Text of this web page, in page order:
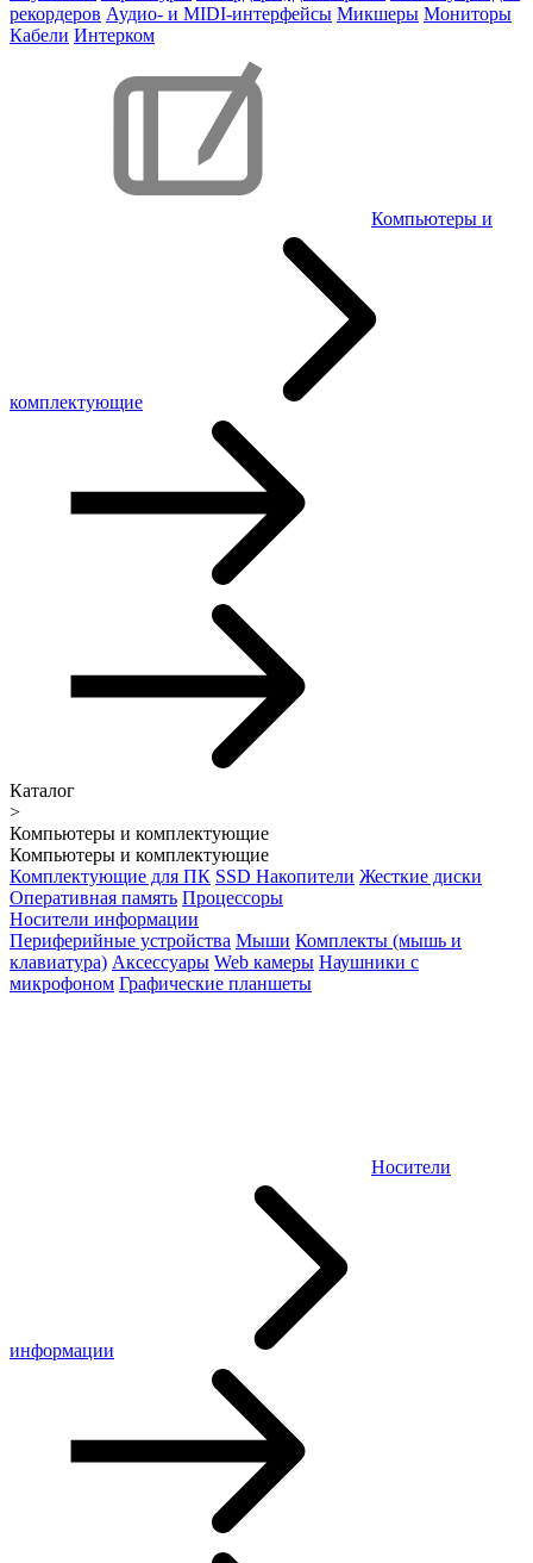
рекордеров Аудио- и MIDI-интерфейсы Микшеры Мониторы
Кабели Интерком
Компьютеры и
комплектующие
Каталог
>
Компьютеры и комплектующие
Компьютеры и комплектующие
Комплектующие для ПК SSD Накопители Жесткие диски
Оперативная память Процессоры
Носители информации
Периферийные устройства Мыши Комплекты (мышь и
клавиатура) Аксессуары Web камеры Наушники с
микрофоном Графические планшеты
Носители
информации